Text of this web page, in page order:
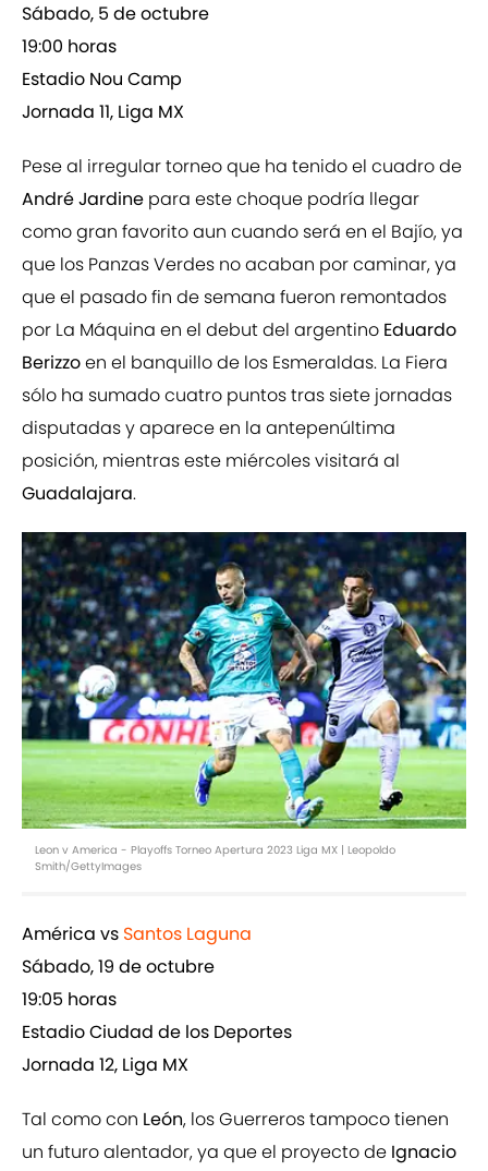
Sábado, 5 de octubre
19:00 horas
Estadio Nou Camp
Jornada 11, Liga MX
Pese al irregular torneo que ha tenido el cuadro de
André Jardine para este choque podría llegar
como gran favorito aun cuando será en el Bajío, ya
que los Panzas Verdes no acaban por caminar, ya
que el pasado fin de semana fueron remontados
por La Máquina en el debut del argentino Eduardo
Berizzoen el banquillo de los Esmeraldas. La Fiera
sólo ha sumado cuatro puntos tras siete jornadas
disputadas y aparece en la antepenúltima
posición, mientras este miércoles visitará al
Guadalajara.
Leon v America - Playoffs Torneo Apertura 2023 Liga MX | Leopoldo
Smith/GettyImages
América vs Santos Laguna
Sábado, 19 de octubre
19:05 horas
Estadio Ciudad de los Deportes
Jornada 12, Liga MX
Tal como con León, los Guerreros tampoco tienen
un futuro alentador, ya que el proyecto de Ignacio